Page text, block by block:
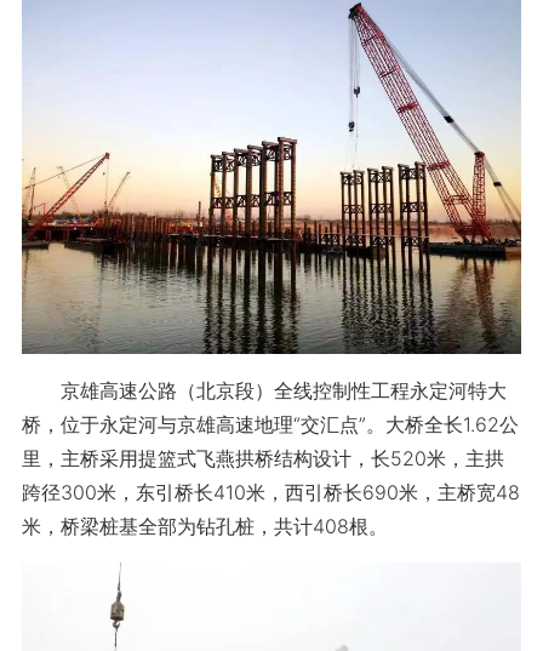
京雄高速公路（北京段）全线控制性工程永定河特大
桥，位于永定河与京雄高速地理“交汇点”。大桥全长1.62公
里，主桥采用提篮式飞燕拱桥结构设计，长520米，主拱
跨径300米，东引桥长410米，西引桥长690米，主桥宽48
米，桥梁桩基全部为钻孔桩，共计408根。